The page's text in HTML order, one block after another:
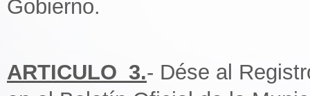
Gobierno.
ARTICULO_3.- Dése al